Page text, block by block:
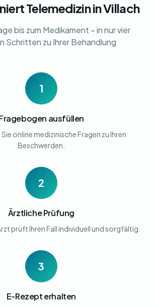
Telemedizin in Villach
bis zum Medikament – in nur vier
Schritten zu Ihrer Behandlung
1
ausfüllen
online medizinische Fragen zu Ihren
Beschwerden.
2
Ärztliche Prüfung
prüft Ihren Fall individuell und sorgfältig.
3
E-Rezept erhalten